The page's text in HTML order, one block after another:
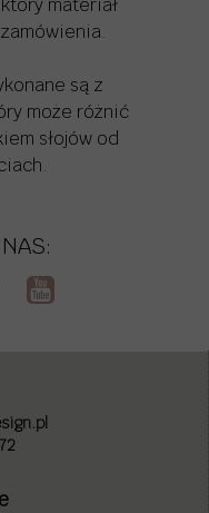
materiał
są z
może różnić
słojów od